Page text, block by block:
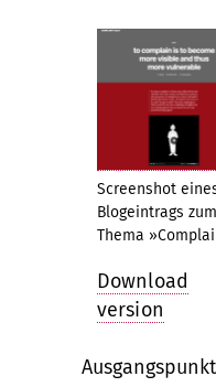
Screenshot
Blogeintrags zum
Thema
Download
version